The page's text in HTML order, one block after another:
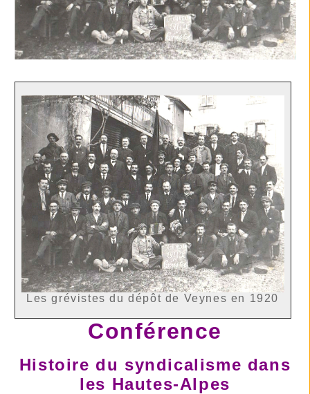
Les grévistes du dépôt de Veynes en 1920
Conférence
Histoire du syndicalisme dans
les Hautes-Alpes